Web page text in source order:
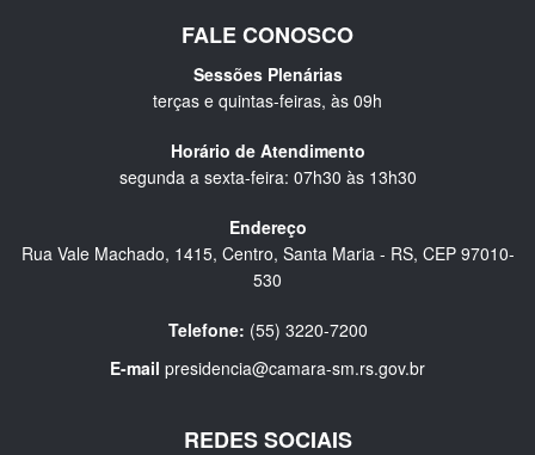
FALE CONOSCO
Sessões Plenárias
terças e quintas-feiras, às 09h
Horário de Atendimento
segunda a sexta-feira: 07h30 às 13h30
Endereço
Rua Vale Machado, 1415, Centro, Santa Maria - RS, CEP 97010-
530
Telefone: (55) 3220-7200
E-mail presidencia@camara-sm.rs.gov.br
REDES SOCIAIS